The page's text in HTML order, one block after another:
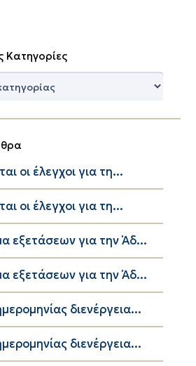
Κατηγορίες
οι έλεγχοι για τη...
οι έλεγχοι για τη...
εξετάσεων για την Άδ...
εξετάσεων για την Άδ...
διενέργεια...
διενέργεια...